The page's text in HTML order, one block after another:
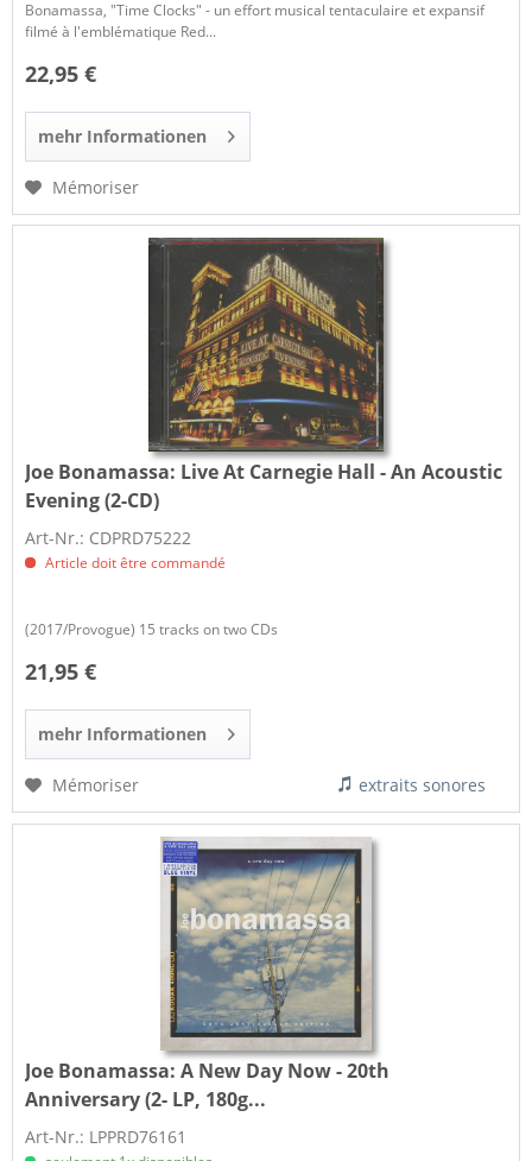
Bonamassa, "Time Clocks" - un effort musical tentaculaire et expansif
filmé à l'emblématique Red...
22,95 €
mehr Informationen
Mémoriser
Joe Bonamassa: Live At Carnegie Hall - An Acoustic
Evening (2-CD)
Art-Nr.: CDPRD75222
Article doit être commandé
(2017/Provogue) 15 tracks on two CDs
21,95 €
mehr Informationen
Mémoriser extraits sonores
Joe Bonamassa:A New Day Now - 20th
Anniversary (2- LP, 180g...
Art-Nr.: LPPRD76161